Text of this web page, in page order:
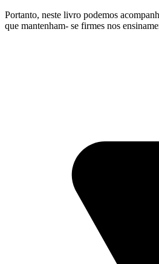
Portanto, neste livro podemos
que mantenham- se firmes nos